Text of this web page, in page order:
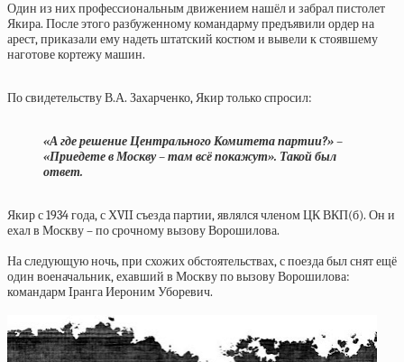
Один из них профессиональным движением нашёл и забрал пистолет
Якира. После этого разбуженному командарму предъявили ордер на
арест, приказали ему надеть штатский костюм и вывели к стоявшему
наготове кортежу машин.
По свидетельству В.А. Захарченко, Якир только спросил:
«А где решение Центрального Комитета партии?» –
«Приедете в Москву – там всё покажут». Такой был
ответ.
Якир с 1934 года, с ХVII съезда партии, являлся членом ЦК ВКП(б). Он и
ехал в Москву – по срочному вызову Ворошилова.
На следующую ночь, при схожих обстоятельствах, с поезда был снят ещё
один военачальник, ехавший в Москву по вызову Ворошилова:
командарм Iранга Иероним Уборевич.